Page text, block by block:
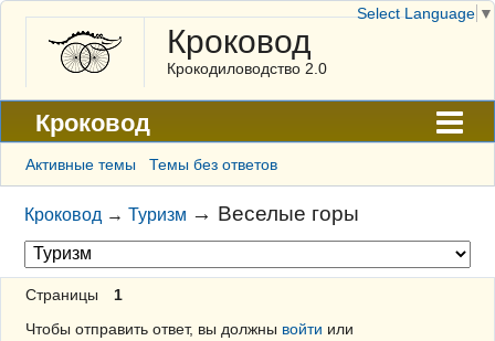
Кроковод
Крокодиловодство 2.0
Кроковод
Форум
Архив
ГАЛЕРЕЯ
Правила
Поиск
Активные темы Темы без ответов
Кроковод →Туризм → Веселые горы
Страницы
1
Чтобы отправить ответ, вы должны войти или
Select Language ▼